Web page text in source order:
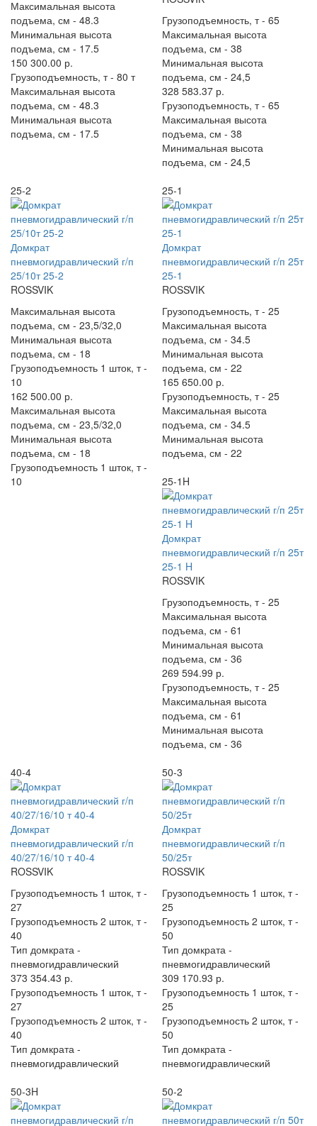
Максимальная высота
подъема, см - 48.3
Минимальная высота
подъема, см - 17.5
150 300.00 р.
Грузоподъемность, т - 80 т
Максимальная высота
подъема, см - 48.3
Минимальная высота
подъема, см - 17.5
Грузоподъемность, т - 65
Максимальная высота
подъема, см - 38
Минимальная высота
подъема, см - 24,5
328 583.37 р.
Грузоподъемность, т - 65
Максимальная высота
подъема, см - 38
Минимальная высота
подъема, см - 24,5
25-2
Домкрат
пневмогидравлический г/п
25/10т 25-2
ROSSVIK
Максимальная высота
подъема, см - 23,5/32,0
Минимальная высота
подъема, см - 18
Грузоподъемность 1 шток, т -
10
162 500.00 р.
Максимальная высота
подъема, см - 23,5/32,0
Минимальная высота
подъема, см - 18
Грузоподъемность 1 шток, т -
10
25-1
Домкрат
пневмогидравлический г/п 25т
25-1
ROSSVIK
Грузоподъемность, т - 25
Максимальная высота
подъема, см - 34.5
Минимальная высота
подъема, см - 22
165 650.00 р.
Грузоподъемность, т - 25
Максимальная высота
подъема, см - 34.5
Минимальная высота
подъема, см - 22
25-1H
Домкрат
пневмогидравлический г/п 25т
25-1 H
ROSSVIK
Грузоподъемность, т - 25
Максимальная высота
подъема, см - 61
Минимальная высота
подъема, см - 36
269 594.99 р.
Грузоподъемность, т - 25
Максимальная высота
подъема, см - 61
Минимальная высота
подъема, см - 36
40-4
Домкрат
пневмогидравлический г/п
40/27/16/10 т 40-4
ROSSVIK
Грузоподъемность 1 шток, т -
27
Грузоподъемность 2 шток, т -
40
Тип домкрата -
пневмогидравлический
373 354.43 р.
Грузоподъемность 1 шток, т -
27
Грузоподъемность 2 шток, т -
40
Тип домкрата -
пневмогидравлический
50-3
Домкрат
пневмогидравлический г/п
50/25т
ROSSVIK
Грузоподъемность 1 шток, т -
25
Грузоподъемность 2 шток, т -
50
Тип домкрата -
пневмогидравлический
309 170.93 р.
Грузоподъемность 1 шток, т -
25
Грузоподъемность 2 шток, т -
50
Тип домкрата -
пневмогидравлический
50-3H
50-2